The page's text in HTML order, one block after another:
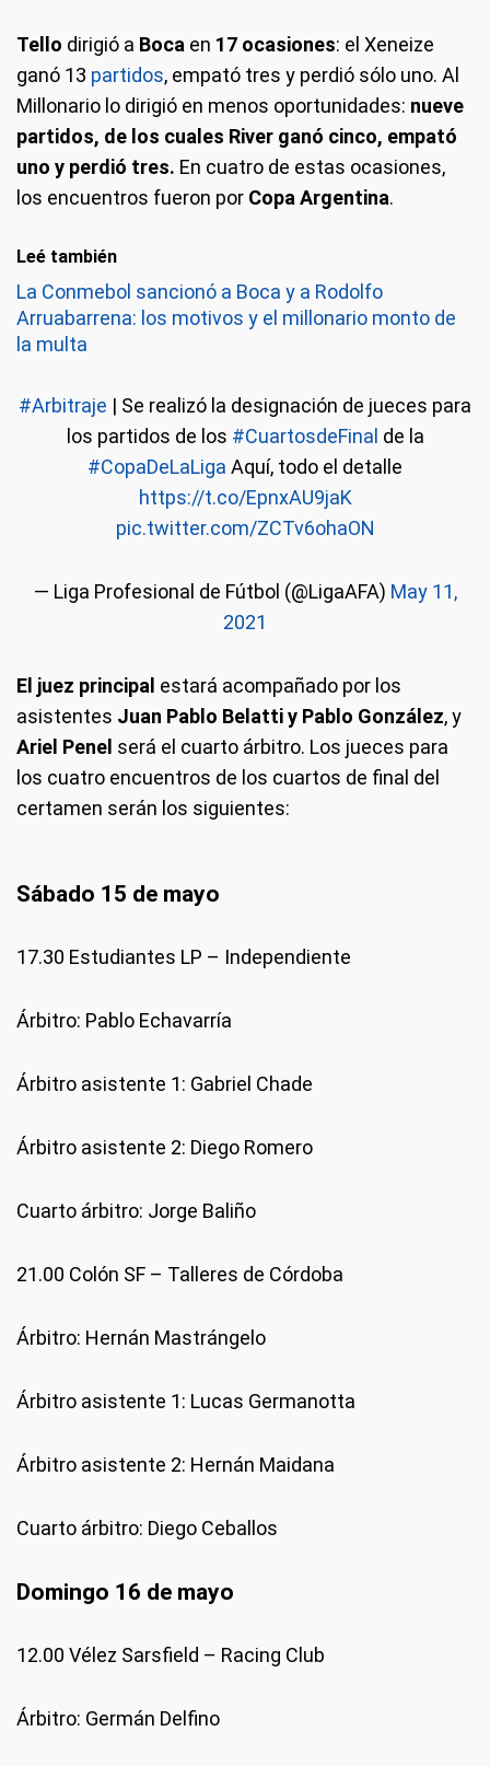
Tello dirigió a Boca en 17 ocasiones: el Xeneize
ganó 13 partidos, empató tres y perdió sólo uno. Al
Millonario lo dirigió en menos oportunidades: nueve
partidos, de los cuales River ganó cinco, empató
uno y perdió tres. En cuatro de estas ocasiones,
los encuentros fueron por Copa Argentina.
Leé también
La Conmebol sancionó a Boca y a Rodolfo
Arruabarrena: los motivos y el millonario monto de
la multa
#Arbitraje | Se realizó la designación de jueces para
los partidos de los #CuartosdeFinal de la
#CopaDeLaLiga Aquí, todo el detalle
https://t.co/EpnxAU9jaK
pic.twitter.com/ZCTv6ohaON
— Liga Profesional de Fútbol (@LigaAFA) May 11,
2021
El juez principal estará acompañado por los
asistentes Juan Pablo Belatti y Pablo González, y
Ariel Penel será el cuarto árbitro. Los jueces para
los cuatro encuentros de los cuartos de final del
certamen serán los siguientes:
Sábado 15 de mayo
17.30 Estudiantes LP – Independiente
Árbitro: Pablo Echavarría
Árbitro asistente 1: Gabriel Chade
Árbitro asistente 2: Diego Romero
Cuarto árbitro: Jorge Baliño
21.00 Colón SF – Talleres de Córdoba
Árbitro: Hernán Mastrángelo
Árbitro asistente 1: Lucas Germanotta
Árbitro asistente 2: Hernán Maidana
Cuarto árbitro: Diego Ceballos
Domingo 16 de mayo
12.00 Vélez Sarsfield – Racing Club
Árbitro: Germán Delfino